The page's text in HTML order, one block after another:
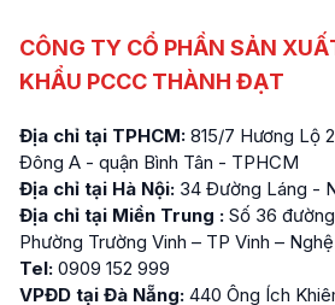
CÔNG TY CỔ PHẦN SẢN
KHẨU PCCC THÀNH ĐẠT
Địa chỉ tại TPHCM: 815/7 Hương Lộ
Đông A - quận Bình Tân - TPHCM
Địa chỉ tại Hà Nội: 34 Đường Láng -
Địa chỉ tại Miền Trung : Số 36
Phường Trường Vinh – TP Vinh –
Tel: 0909 152 999
VPĐD tại Đà Nẵng: 440 Ông Ích